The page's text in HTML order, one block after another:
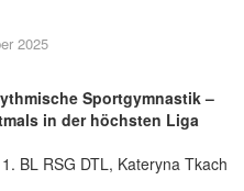
2025
Sportgymnastik –
in der höchsten Liga